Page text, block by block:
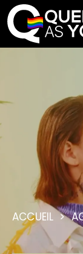
ACCUEIL >
Panneau de